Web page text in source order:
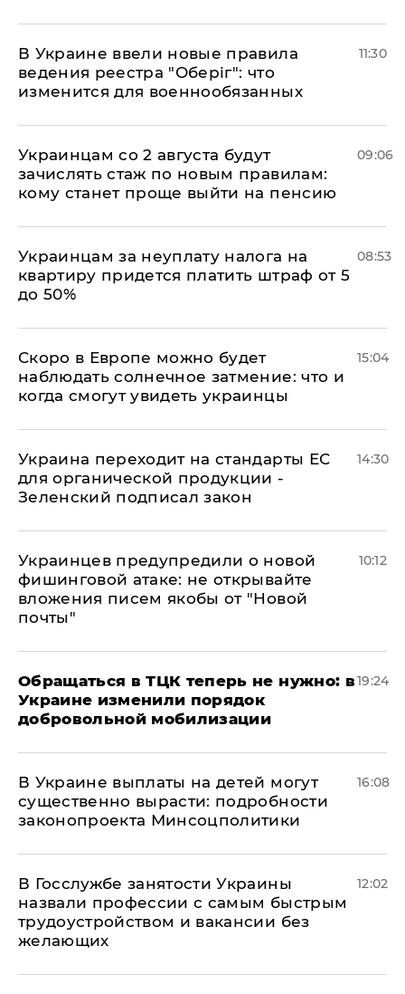
В Украине ввели новые правила
ведения реестра "Оберіг": что
изменится для военнообязанных
11:30
Украинцам со 2 августа будут
зачислять стаж по новым правилам:
кому станет проще выйти на пенсию
09:06
Украинцам за неуплату налога на
квартиру придется платить штраф от 5
до 50%
08:53
Скоро в Европе можно будет
наблюдать солнечное затмение: что и
когда смогут увидеть украинцы
15:04
Украина переходит на стандарты ЕС
для органической продукции -
Зеленский подписал закон
14:30
Украинцев предупредили о новой
фишинговой атаке: не открывайте
вложения писем якобы от "Новой
почты"
10:12
Обращаться в ТЦК теперь не нужно: в
Украине изменили порядок
добровольной мобилизации
19:24
В Украине выплаты на детей могут
существенно вырасти: подробности
законопроекта Минсоцполитики
16:08
В Госслужбе занятости Украины
назвали профессии с самым быстрым
трудоустройством и вакансии без
желающих
12:02